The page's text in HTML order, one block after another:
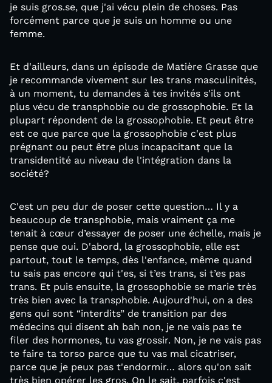
je suis gros.se, que j'ai vécu plein de choses. Pas
forcément parce que je suis un homme ou une
femme.
Et d'ailleurs, dans un épisode de Matière Grasse que
je recommande vivement sur les trans masculinités,
à un moment, tu demandes à tes invités s'ils ont
plus vécu de transphobie ou de grossophobie. Et la
plupart répondent de la grossophobie. Et peut être
est ce que parce que la grossophobie c'est plus
prégnant ou peut être plus incapacitant que la
transidentité au niveau de l'intégration dans la
société?
C'est un peu dur de poser cette question… Il y a
beaucoup de transphobie, mais vraiment ça me
tenait à cœur d’essayer de poser une échelle, mais je
pense que oui. D'abord, la grossophobie, elle est
partout, tout le temps, dès l'enfance, même quand
tu sais pas encore qui t'es, si t’es trans, si t’es pas
trans. Et puis ensuite, la grossophobie se marie très
très bien avec la transphobie. Aujourd'hui, on a des
gens qui sont “interdits” de transition par des
médecins qui disent ah bah non, je ne vais pas te
filer des hormones, tu vas grossir. Non, je ne vais pas
te faire ta torso parce que tu vas mal cicatriser,
parce que je peux pas t'endormir… alors qu'on sait
très bien opérer les gros. On le sait, parfois c'est